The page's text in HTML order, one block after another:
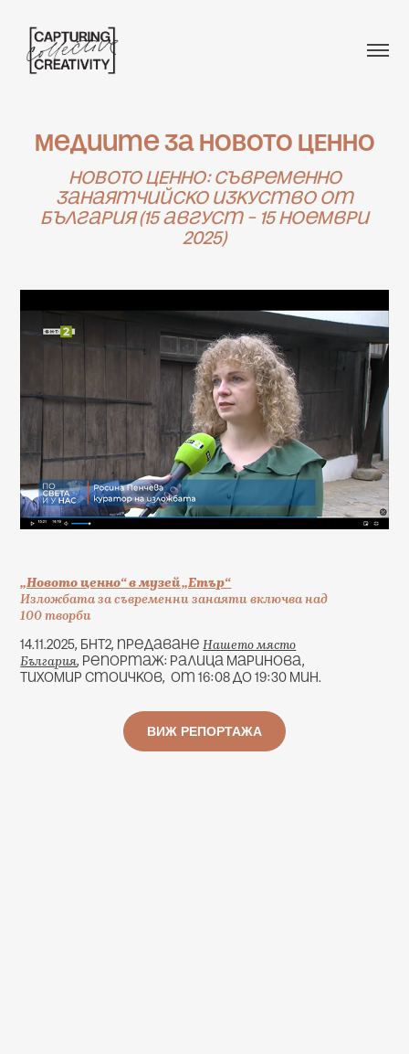
Медиите за НОВОТО ЦЕННО
НОВОТО ЦЕННО: Съвременно
занаятчийско изкуство от
България (15 август – 15 ноември
„Новото ценно“ в музей „Етър“
Изложбата за съвременни занаяти включва над
100 творби
14.11.2025, БНТ2, предаване Нашето място
България, репортаж: Ралица Маринова,
Тихомир Стоичков, от 16:08 до 19:30 мин.
ВИЖ РЕПОРТАЖА